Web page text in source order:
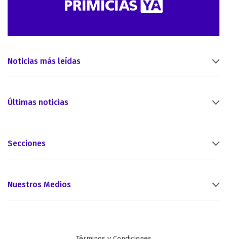
Noticias más leídas
Últimas noticias
Secciones
Nuestros Medios